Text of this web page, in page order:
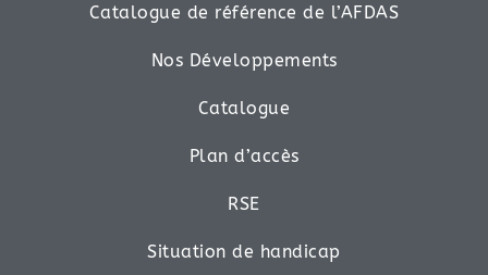
Catalogue de référence de l’AFDAS
Nos Développements
Catalogue
Plan d’accès
RSE
Situation de handicap